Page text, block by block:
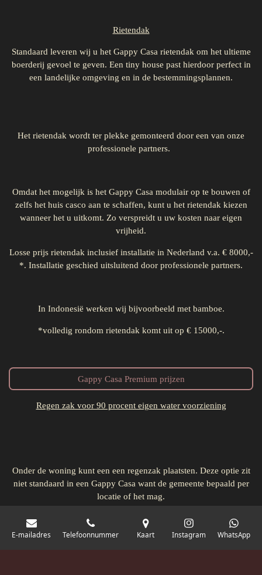
Rietendak
Standaard leveren wij u het Gappy Casa rietendak om het ultieme
boerderij gevoel te geven. Een tiny house past hierdoor perfect in
een landelijke omgeving en in de bestemmingsplannen.
Het rietendak wordt ter plekke gemonteerd door een van onze
professionele partners.
Omdat het mogelijk is het Gappy Casa modulair op te bouwen of
zelfs het huis casco aan te schaffen, kunt u het rietendak kiezen
wanneer het u uitkomt. Zo verspreidt u uw kosten naar eigen
vrijheid.
Losse prijs rietendak inclusief installatie in Nederland v.a. € 8000,-
*. Installatie geschied uitsluitend door professionele partners.
In Indonesië werken wij bijvoorbeeld met bamboe.
*volledig rondom rietendak komt uit op € 15000,-.
Gappy Casa Premium prijzen
Regen zak voor 90 procent eigen water voorziening
Onder de woning kunt een een regenzak plaatsten. Deze optie zit
niet standaard in een Gappy Casa want de gemeente bepaald per
locatie of het mag.
E-mailadres Telefoonnummer Kaart Instagram WhatsApp